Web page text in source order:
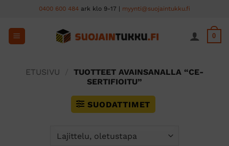
content
0400 600 484 ark klo 9-17 | myynti@suojaintukku.fi
0
ETUSIVU
TUOTTEET AVAINSANALLA “CE-
SERTIFIOITU”
SUODATTIMET